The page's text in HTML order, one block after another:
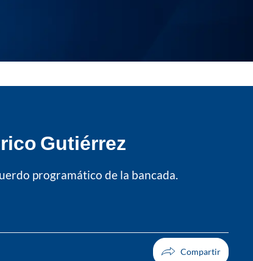
Gutiérrez
programático de la bancada.